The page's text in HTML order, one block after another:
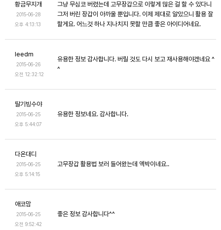
황금무지개
2015-06-28
오후 4:13:13
그냥 무심코 버렸는데 고무장갑으로 이렇게 많은 걸 할 수 있다니
그저 버린 장갑이 아까울 뿐입니다. 이제 제대로 알았으니 활용 잘
할게요. 어느것 하나 지나치지 못할 만큼 좋은 아이디어네요.
leedm
2015-06-26
오전 12:32:12
유용한 정보 감사합니다. 버릴 것도 다시 보고 재사용해야겠네요 ^
^
딸기빙수야
2015-06-25
오후 5:44:07
유용한 정보네요. 감사합니다.
다온대디
2015-06-25
오후 5:14:15
고무장갑 활용법 보러 들어왔는데 엑박이네요..
애코맘
2015-06-25
오전 9:52:42
좋은 정보 감사합니다^^